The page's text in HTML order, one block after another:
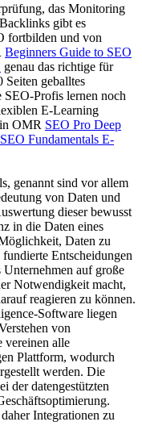
das Monitoring
gibt es
fortbilden und von
Beginners Guide to SEO
genau das richtige für
Seiten geballtes
SEO-Profis lernen noch
E-Learning
OMR SEO Pro Deep
Fundamentals E-
genannt sind vor allem
von Daten und
dieser bewusst
in die Daten eines
Daten zu
Entscheidungen
auf große
Notwendigkeit macht,
reagieren zu können.
Software liegen
von
vereinen alle
Plattform, wodurch
werden. Die
der datengestützten
Integrationen zu